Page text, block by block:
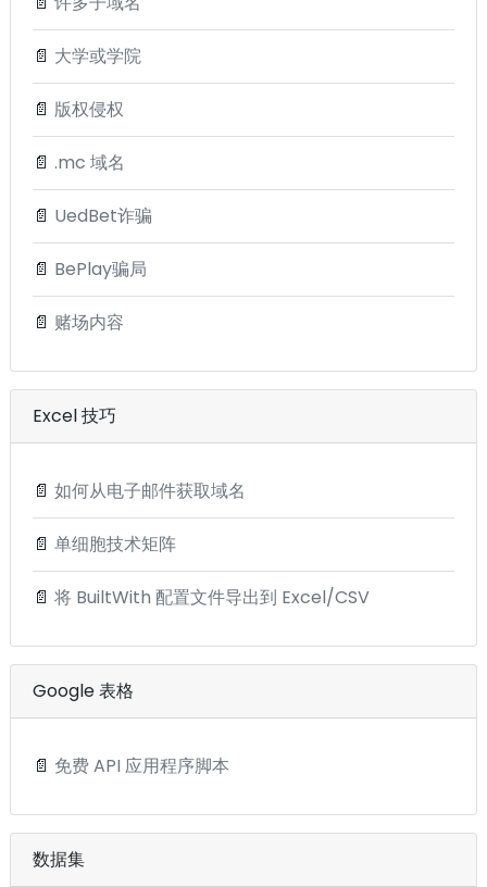
📄 大学或学院
📄 版权侵权
📄 .mc 域名
📄 UedBet诈骗
📄 BePlay骗局
📄 赌场内容
Excel 技巧
📄 如何从电子邮件获取域名
📄 单细胞技术矩阵
📄 将 BuiltWith 配置文件导出到 Excel/CSV
Google 表格
📄 免费 API 应用程序脚本
数据集